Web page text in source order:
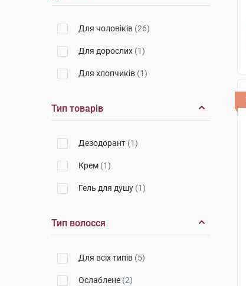
Для чоловіків (26)
Для дорослих (1)
Для хлопчиків (1)
Тип товарів
Дезодорант (1)
Крем (1)
Гель для душу (1)
Тип волосся
Для всіх типів (5)
Ослаблене (2)